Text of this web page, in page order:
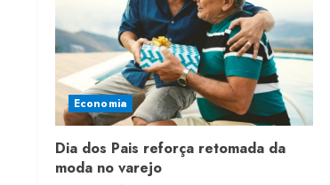
Economia
Dia dos Pais reforça retomada da
moda no varejo